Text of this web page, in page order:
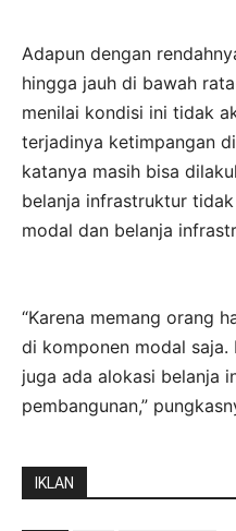
Adapun dengan
hingga jauh di bawah
menilai kondisi ini tidak
terjadinya ketimpangan
katanya masih bisa
belanja infrastruktur
modal dan belanja
“Karena memang orang
di komponen modal saja.
juga ada alokasi belanja
pembangunan,”
IKLAN